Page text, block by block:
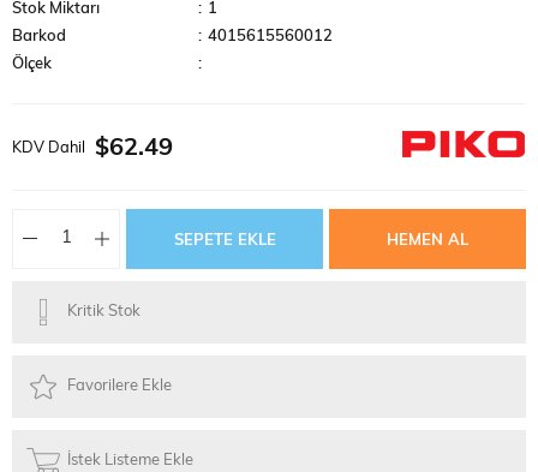
Stok Miktarı
: 1
Barkod
: 4015615560012
Ölçek
:
KDV Dahil $62.49
Kritik Stok
Favorilere Ekle
İstek Listeme Ekle